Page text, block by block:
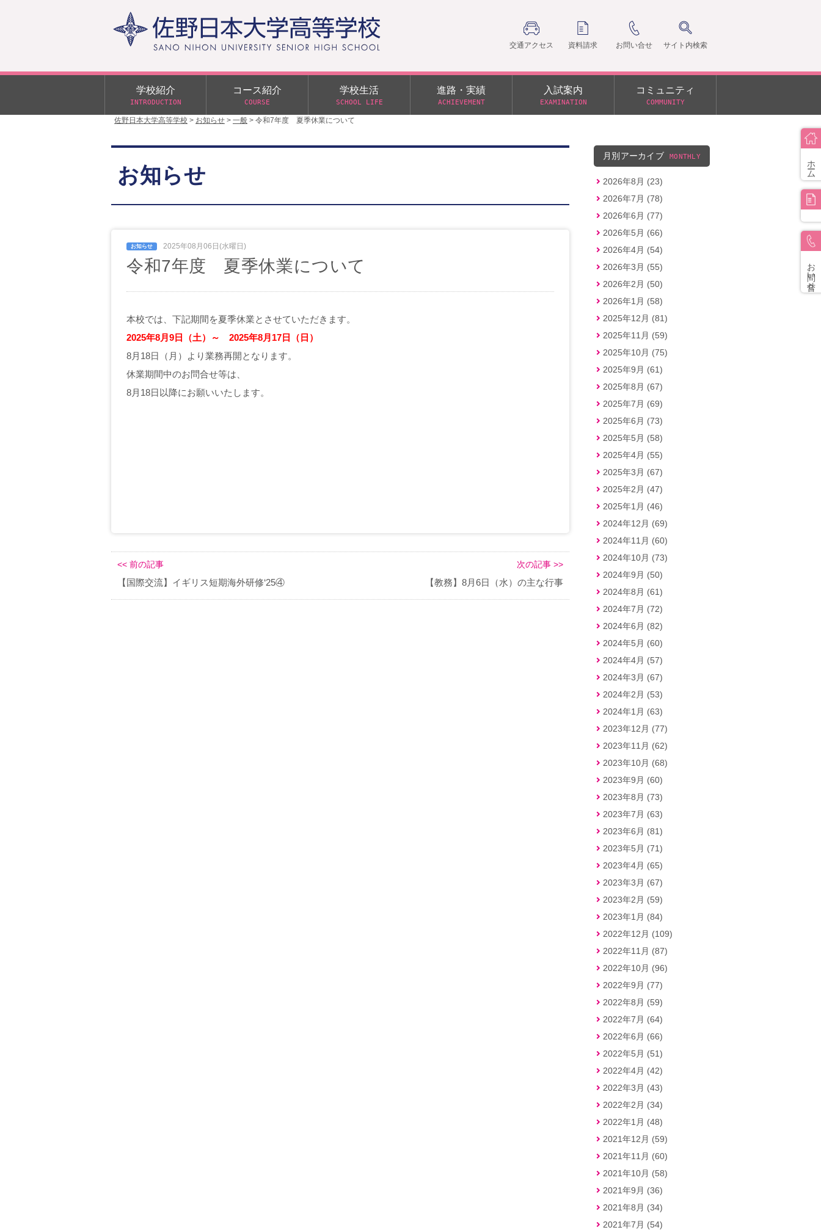
ホーム
お問い合せ
交通アクセス 資料請求 お問い合せ サイト内検索
佐野日本大学高等学校 > お知らせ > 一般 > 令和7年度 夏季休業について
学校紹介
INTRODUCTION
学校案内
広報佐野日大
コース紹介
COURSE
αクラス 特別進学クラス（Tクラス）
ス）
N進学クラス（Nクラス）
学校生活
SCHOOL LIFE
スクールバス
学則（令和8年度～）
進路・実績
ACHIEVEMENT
日大DAY
入試案内
EXAMINATION
学校案内パンフレット
令和７年度 学力判定テスト
コミュニティ
COMMUNITY
サニチヒーローズ
お知らせ
2025年08月06日(水曜日)
令和7年度 夏季休業について
本校では、下記期間を夏季休業とさせていただきます。
2025年8月9日（土）～ 2025年8月17日（日）
8月18日（月）より業務再開となります。
休業期間中のお問合せ等は、
8月18日以降にお願いいたします。
<< 前の記事
【国際交流】イギリス短期海外研修‘25④
次の記事 >>
【教務】8月6日（水）の主な行事
月別アーカイブ MONTHLY
2026年8月 (23)
2026年7月 (78)
2026年6月 (77)
2026年5月 (66)
2026年4月 (54)
2026年3月 (55)
2026年2月 (50)
2026年1月 (58)
2025年12月 (81)
2025年11月 (59)
2025年10月 (75)
2025年9月 (61)
2025年8月 (67)
2025年7月 (69)
2025年6月 (73)
2025年5月 (58)
2025年4月 (55)
2025年3月 (67)
2025年2月 (47)
2025年1月 (46)
2024年12月 (69)
2024年11月 (60)
2024年10月 (73)
2024年9月 (50)
2024年8月 (61)
2024年7月 (72)
2024年6月 (82)
2024年5月 (60)
2024年4月 (57)
2024年3月 (67)
2024年2月 (53)
2024年1月 (63)
2023年12月 (77)
2023年11月 (62)
2023年10月 (68)
2023年9月 (60)
2023年8月 (73)
2023年7月 (63)
2023年6月 (81)
2023年5月 (71)
2023年4月 (65)
2023年3月 (67)
2023年2月 (59)
2023年1月 (84)
2022年12月 (109)
2022年11月 (87)
2022年10月 (96)
2022年9月 (77)
2022年8月 (59)
2022年7月 (64)
2022年6月 (66)
2022年5月 (51)
2022年4月 (42)
2022年3月 (43)
2022年2月 (34)
2022年1月 (48)
2021年12月 (59)
2021年11月 (60)
2021年10月 (58)
2021年9月 (36)
2021年8月 (34)
2021年7月 (54)